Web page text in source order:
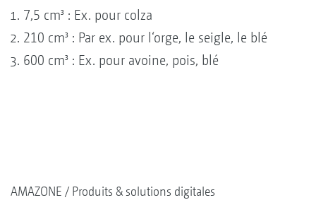
7,5 cm³ : Ex. pour colza
210 cm³ : Par ex. pour l‘orge, le seigle, le blé
600 cm³ : Ex. pour avoine, pois, blé
AMAZONE Produits & solutions digitales